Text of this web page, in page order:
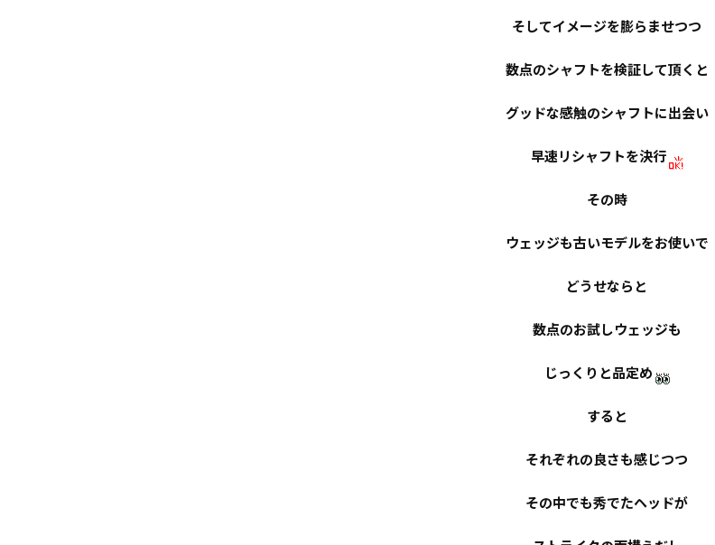
そしてイメージを膨らませつつ
数点のシャフトを検証して頂くと
グッドな感触のシャフトに出会い
早速リシャフトを決行
その時
ウェッジも古いモデルをお使いで
どうせならと
数点のお試しウェッジも
じっくりと品定め
すると
それぞれの良さも感じつつ
その中でも秀でたヘッドが